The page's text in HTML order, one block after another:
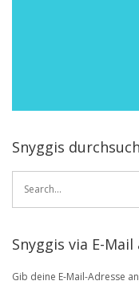
Snyggis
Search
Snyggis via E-
Gib deine E-Mail-Adresse